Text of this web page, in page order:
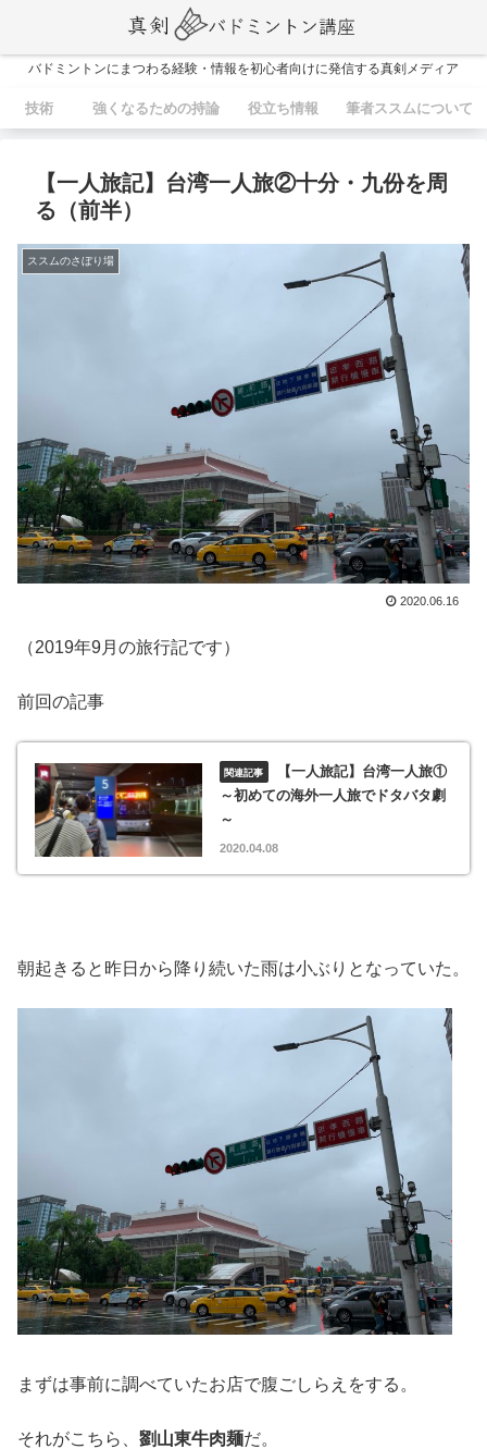
バドミントンにまつわる経験・情報を初心者向けに発信する真剣メディア
技術 強くなるための持論 役立ち情報 筆者ススムについて
【一人旅記】台湾一人旅②十分・九份を周
る（前半）
ススムのさぼり場
2020.06.16
（2019年9月の旅行記です）
前回の記事
【一人旅記】台湾一人旅①
～初めての海外一人旅でドタバタ劇
～
2020.04.08
朝起きると昨日から降り続いた雨は小ぶりとなっていた。
まずは事前に調べていたお店で腹ごしらえをする。
それがこちら、 劉山東牛肉麺だ。